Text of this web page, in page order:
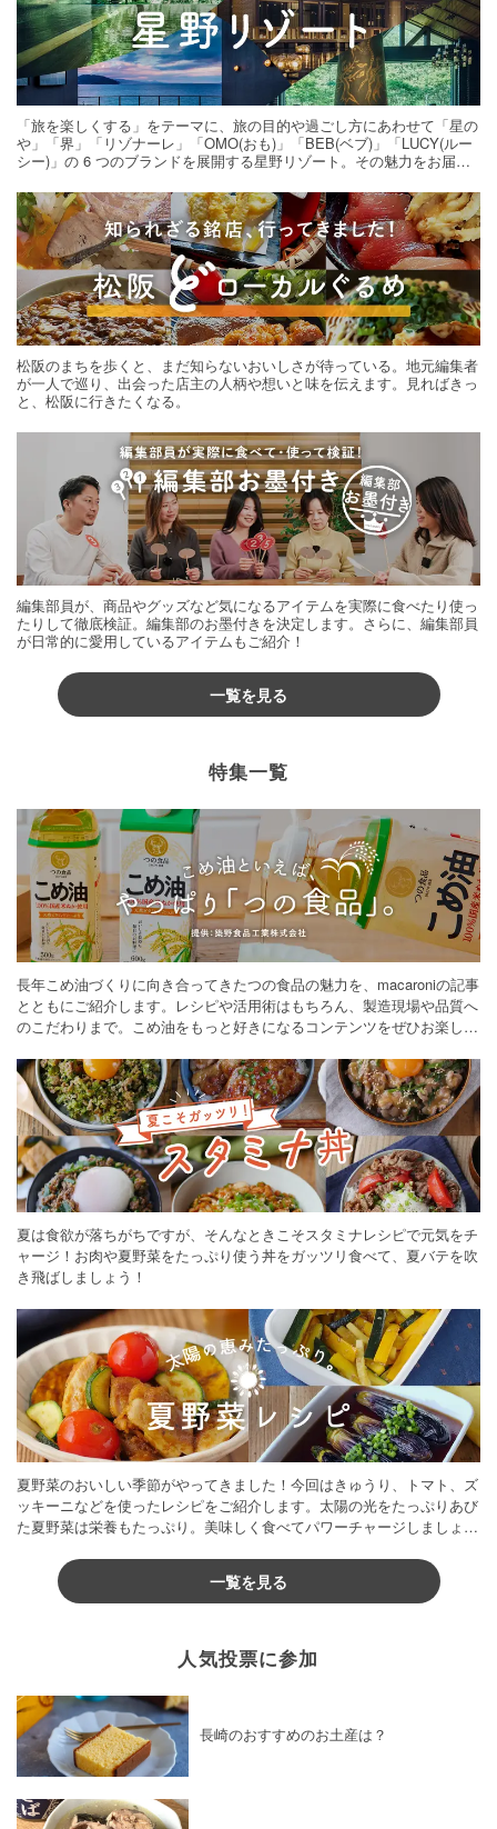
「旅を楽しくする」をテーマに、旅の目的や過ごし方にあわせて「星の
や」「界」「リゾナーレ」「OMO(おも)」「BEB(ベブ)」「LUCY(ルー
シー)」の 6 つのブランドを展開する星野リゾート。その魅力をお届け
松阪のまちを歩くと、まだ知らないおいしさが待っている。地元編集者
が一人で巡り、出会った店主の人柄や想いと味を伝えます。見ればきっ
と、松阪に行きたくなる。
編集部員が、商品やグッズなど気になるアイテムを実際に食べたり使っ
たりして徹底検証。編集部のお墨付きを決定します。さらに、編集部員
が日常的に愛用しているアイテムもご紹介！
一覧を見る
特集一覧
長年こめ油づくりに向き合ってきたつの食品の魅力を、macaroniの記事
とともにご紹介します。レシピや活用術はもちろん、製造現場や品質へ
のこだわりまで。こめ油をもっと好きになるコンテンツをぜひお楽しみ
夏は食欲が落ちがちですが、そんなときこそスタミナレシピで元気をチ
ャージ！お肉や夏野菜をたっぷり使う丼をガッツリ食べて、夏バテを吹
き飛ばしましょう！
夏野菜のおいしい季節がやってきました！今回はきゅうり、トマト、ズ
ッキーニなどを使ったレシピをご紹介します。太陽の光をたっぷりあび
た夏野菜は栄養もたっぷり。美味しく食べてパワーチャージしましょう
一覧を見る
人気投票に参加
長崎のおすすめのお土産は？